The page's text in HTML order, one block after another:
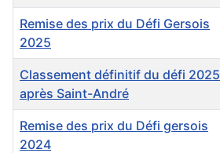
Remise des prix du Défi Gersois
2025
Classement définitif du défi 2025
après Saint-André
Remise des prix du Défi gersois
2024